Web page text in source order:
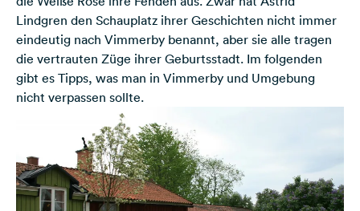
Lindgren den Schauplatz ihrer Geschichten nicht immer
eindeutig nach Vimmerby benannt, aber sie alle tragen
die vertrauten Züge ihrer Geburtsstadt. Im folgenden
gibt es Tipps, was man in Vimmerby und Umgebung
nicht verpassen sollte.